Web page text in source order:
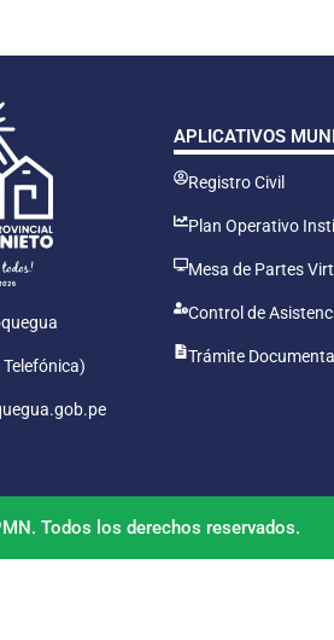
APLICATIVOS
Registro Civil
Plan Operativo
Mesa de Partes
Control de
Trámite
Todos los derechos reservados.